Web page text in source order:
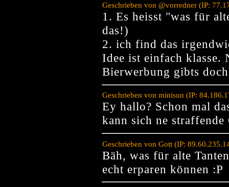
Geschrieben von @vorredner (IP:
1. Es heisst "was für
das!)
2. ich find das
Idee ist einfach klasse.
Bierwerbung gibts
Geschrieben von minisun (IP:
Ey hallo? Schon mal
kann sich ne straffende
Geschrieben von Gott (IP:
Bäh, was für alte
echt erparen können :P